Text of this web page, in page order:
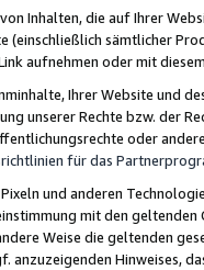
Inhalten, die auf Ihrer
(einschließlich sämtlicher
aufnehmen oder mit
Ihrer Website und
unserer Rechte bzw. der
oder
für das
und anderen
mit den
Weise die geltenden
anzuzeigenden Hinweises,